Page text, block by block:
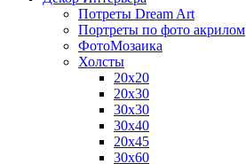
Потреты Dream Art
Портреты по фото акрилом
ФотоМозаика
Холсты
20х20
20х30
30х30
30х40
20х45
30х60